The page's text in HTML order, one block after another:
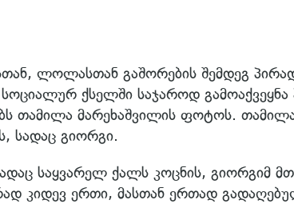
ლოლასთან გაშორების შემდეგ
ქსელში საჯაროდ გამოაქვეყნა
თამილა მარეხაშვილის ფოტოს.
სადაც გიორგი.
საყვარელ ქალს კოცნის, გიორგიმ
კიდევ ერთი, მასთან ერთად